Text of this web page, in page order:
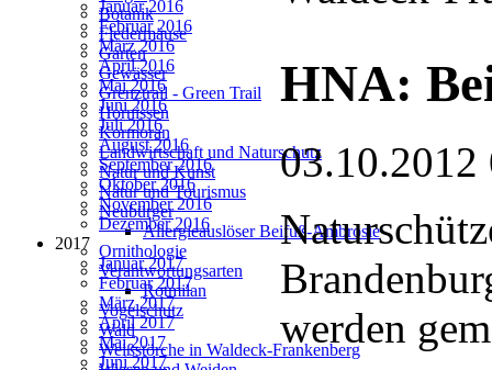
Botanik
Fledermäuse
Garten
Gewässer
Grenztrail - Green Trail
Hornissen
Kormoran
Landwirtschaft und Naturschutz
Natur und Kunst
Natur und Tourismus
Neubürger
Allergieauslöser Beifuß-Ambrosie
Ornithologie
Verantwortungsarten
Rotmilan
Vogelschutz
Wald
Weißstörche in Waldeck-Frankenberg
Januar 2016
Februar 2016
März 2016
April 2016
Mai 2016
Juni 2016
Juli 2016
August 2016
September 2016
Oktober 2016
November 2016
Dezember 2016
2017
Januar 2017
Februar 2017
März 2017
April 2017
Mai 2017
Juni 2017
HNA:
03.10.2012
werden